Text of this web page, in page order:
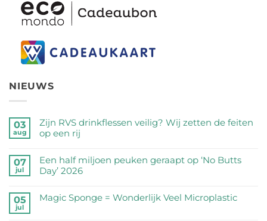
NIEUWS
03
aug
Zijn RVS drinkflessen veilig? Wij zetten de feiten
op een rij
reacties
op
Zijn
drinkflessen
07
jul
Een half miljoen peuken geraapt op ‘No Butts
Day’ 2026
reacties
05
jul
Magic Sponge = Wonderlijk Veel Microplastic